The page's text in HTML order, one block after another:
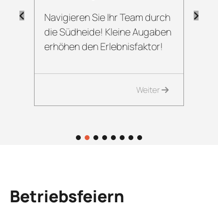
Navigieren Sie Ihr Team durch
die Südheide! Kleine Augaben
erhöhen den Erlebnisfaktor!
Weiter
7 8
Betriebsfeiern